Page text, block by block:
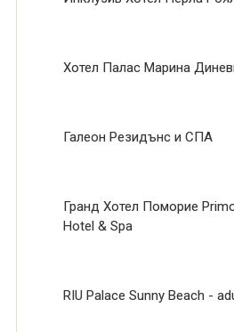
Хотел Палас Марина
Галеон Резидънс и СПА
Гранд Хотел Поморие
Hotel & Spa
RIU Palace Sunny Beach -